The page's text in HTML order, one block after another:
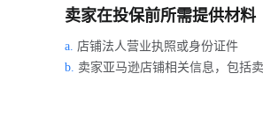
卖家在投保前所需提供材料
a. 店铺法人营业执照或身份证件
b. 卖家亚马逊店铺相关信息，包括